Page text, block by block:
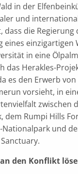
in der
und
dass die Regierung
eines einzigartigen
in eine
das Herakles-
es den Erwerb von
vorsieht, in
zwischen
dem Rumpi Hills
Nationalpark und
den Konflikt